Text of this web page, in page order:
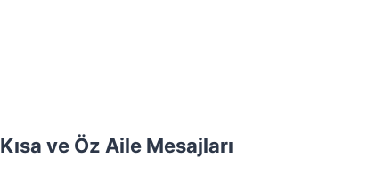
Kısa ve Öz Aile Mesajları